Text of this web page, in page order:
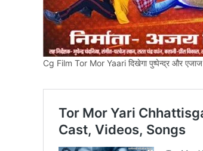
Cg Film Tor Mor Yaari दिखेगा पुष्पेन्द्र और एजाज